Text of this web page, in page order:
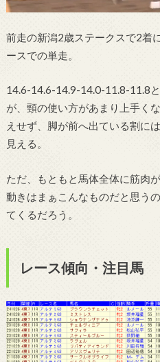
前走の新潟2歳ステークスで2着
ースでの単走。
14.6-14.6-14.9-14.0-11.8-11.8
が、頸の使い方があまり上手く
えせず、脚が前へ出ている割に
見える。
ただ、もともと馬体全体に筋肉
動きはまぁこんなものだと思う
てくるだろう。
レース傾向・注目馬